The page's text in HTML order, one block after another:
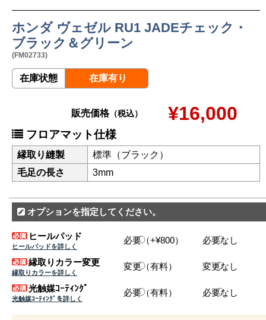
ホンダ ヴェゼル RU1 JADEチェック・
ブラック＆グリーン
(FM02733)
在庫状態 在庫有り
販売価格（税込） ¥16,000
フロアマット仕様
縁取り縫製
標準（ブラック）
毛足の長さ
3mm
オプションを指定してください。
ヒールパッド
ヒールパッドを詳しく
必要（+¥800） 必要なし
縁取りカラー変更
縁取りカラーを詳しく
変更（有料） 変更なし
光触媒ｺｰﾃｨﾝｸﾞ
光触媒ｺｰﾃｨﾝｸﾞを詳しく
必要（有料） 必要なし